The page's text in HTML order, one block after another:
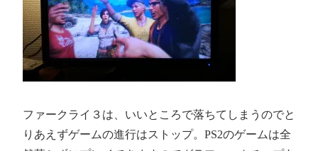
ファークライ３は、いいところで落ちてしまうのでと
りあえずゲームの進行はストップ。PS2のゲームは全